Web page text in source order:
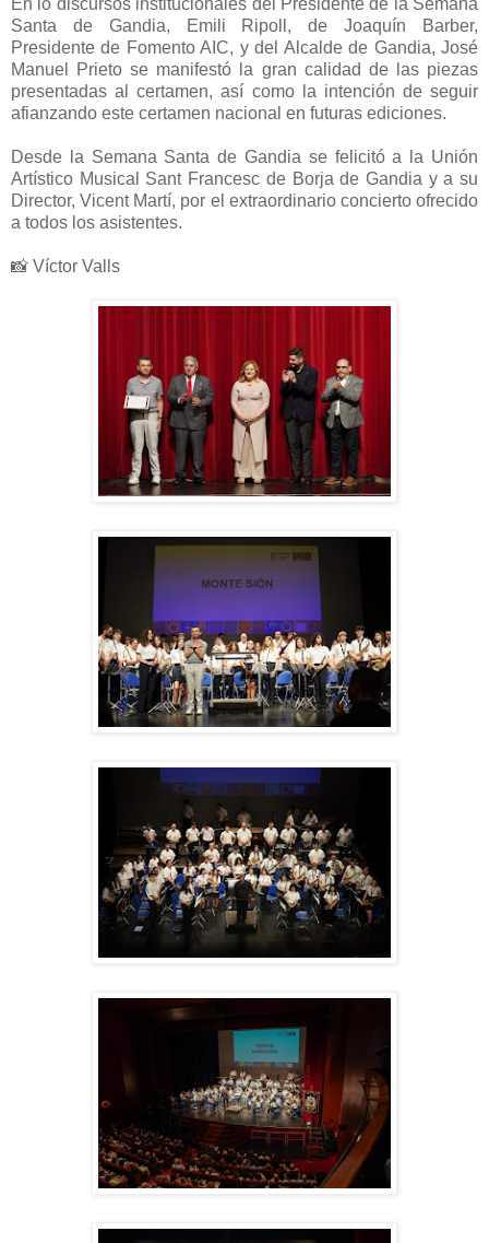
Santa de Gandia, Emili Ripoll, de Joaquín Barber,
Presidente de Fomento AIC, y del Alcalde de Gandia, José
Manuel Prieto se manifestó la gran calidad de las piezas
presentadas al certamen, así como la intención de seguir
afianzando este certamen nacional en futuras ediciones.
Desde la Semana Santa de Gandia se felicitó a la Unión
Artístico Musical Sant Francesc de Borja de Gandia y a su
Director, Vicent Martí, por el extraordinario concierto ofrecido
a todos los asistentes.
📸 Víctor Valls